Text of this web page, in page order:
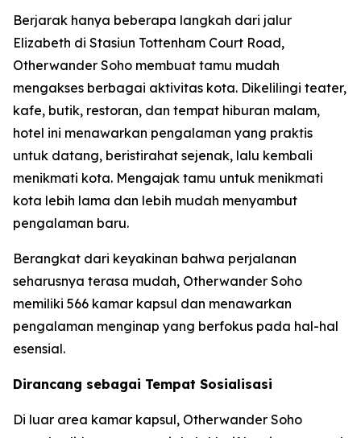
Berjarak hanya beberapa langkah dari jalur
Elizabeth di Stasiun Tottenham Court Road,
Otherwander Soho membuat tamu mudah
mengakses berbagai aktivitas kota. Dikelilingi teater,
kafe, butik, restoran, dan tempat hiburan malam,
hotel ini menawarkan pengalaman yang praktis
untuk datang, beristirahat sejenak, lalu kembali
menikmati kota. Mengajak tamu untuk menikmati
kota lebih lama dan lebih mudah menyambut
pengalaman baru.
Berangkat dari keyakinan bahwa perjalanan
seharusnya terasa mudah, Otherwander Soho
memiliki 566 kamar kapsul dan menawarkan
pengalaman menginap yang berfokus pada hal-hal
esensial.
Dirancang sebagai Tempat Sosialisasi
Di luar area kamar kapsul, Otherwander Soho